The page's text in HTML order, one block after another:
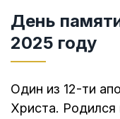
День
2025 году
Один из 12-ти
Христа.